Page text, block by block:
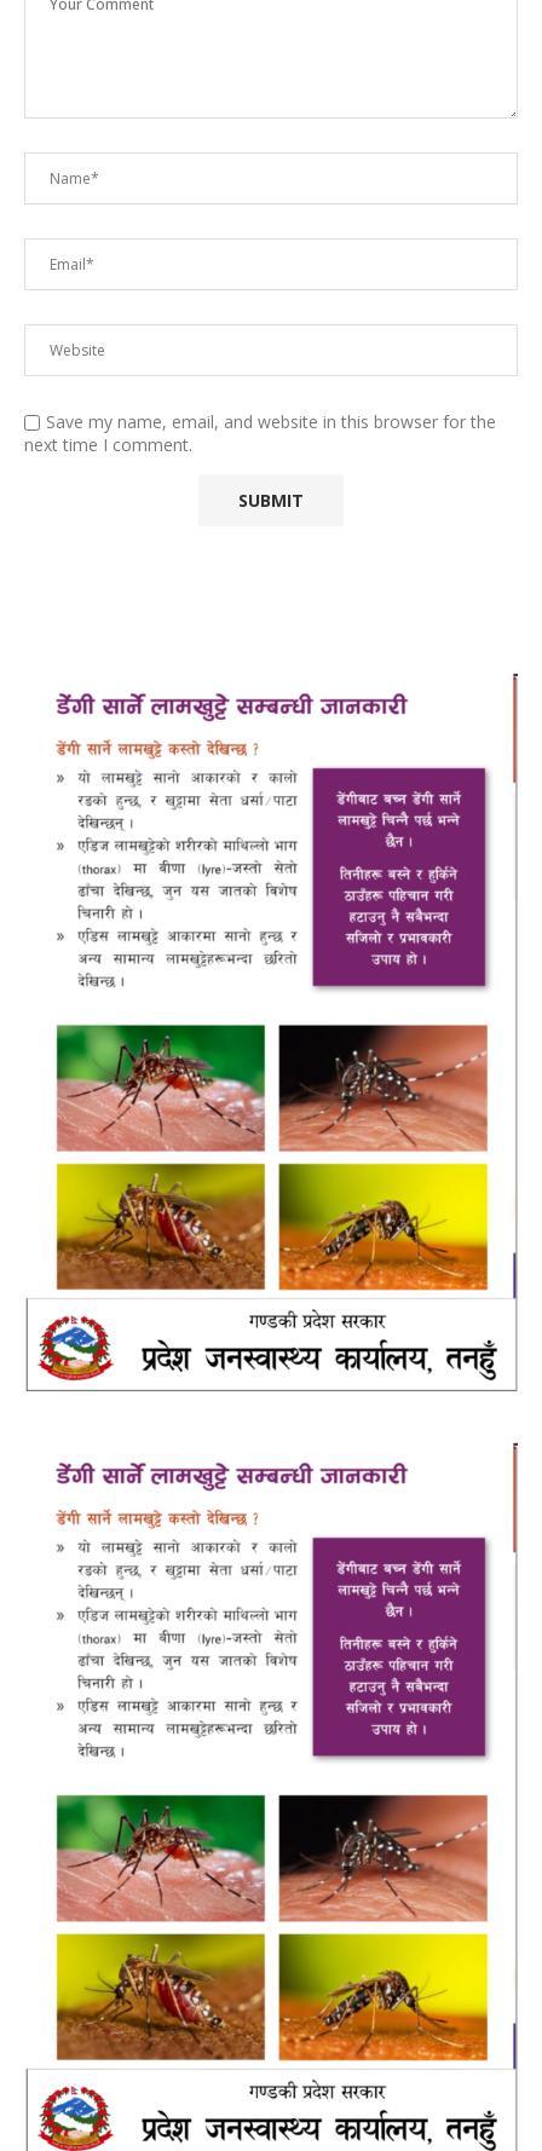
Save my name, email, and website in this browser for the
next time I comment.